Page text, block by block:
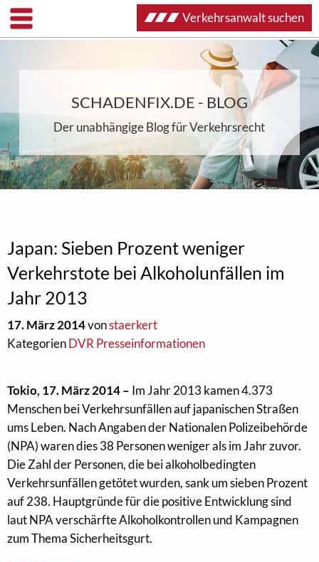
SCHADENFIX.DE - BLOG
Der unabhängige Blog für Verkehrsrecht
Japan: Sieben Prozent weniger
Verkehrstote bei Alkoholunfällen im
Jahr 2013
17. März 2014vonstaerkert
KategorienDVR Presseinformationen
Tokio, 17. März 2014 – Im Jahr 2013 kamen 4.373
Menschen bei Verkehrsunfällen auf japanischen Straßen
ums Leben. Nach Angaben der Nationalen Polizeibehörde
(NPA) waren dies 38 Personen weniger als im Jahr zuvor.
Die Zahl der Personen, die bei alkoholbedingten
Verkehrsunfällen getötet wurden, sank um sieben Prozent
auf 238. Hauptgründe für die positive Entwicklung sind
laut NPA verschärfte Alkoholkontrollen und Kampagnen
zum Thema Sicherheitsgurt.
Verkehrsanwalt suchen